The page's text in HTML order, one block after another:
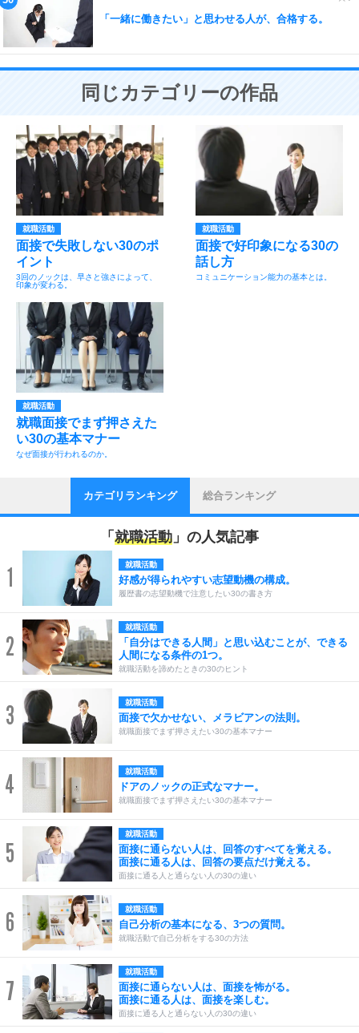
「一緒に働きたい」と思わせる人が、合格する。
同じカテゴリーの作品
就職活動
面接で失敗しない30のポ
イント
3回のノックは、早さと強さによって、
印象が変わる。
就職活動
面接で好印象になる30の
話し方
コミュニケーション能力の基本とは。
就職活動
就職面接でまず押さえた
い30の基本マナー
なぜ面接が行われるのか。
カテゴリランキング 総合ランキング
「 就職活動 」の人気記事
1 就職活動
好感が得られやすい志望動機の構成。
履歴書の志望動機で注意したい30の書き方
2
就職活動
「自分はできる人間」と思い込むことが、できる
人間になる条件の1つ。
就職活動を諦めたときの30のヒント
3 就職活動
面接で欠かせない、メラビアンの法則。
就職面接でまず押さえたい30の基本マナー
4 就職活動
ドアのノックの正式なマナー。
就職面接でまず押さえたい30の基本マナー
5
就職活動
面接に通らない人は、回答のすべてを覚える。
面接に通る人は、回答の要点だけ覚える。
面接に通る人と通らない人の30の違い
6 就職活動
自己分析の基本になる、3つの質問。
就職活動で自己分析をする30の方法
7
就職活動
面接に通らない人は、面接を怖がる。
面接に通る人は、面接を楽しむ。
面接に通る人と通らない人の30の違い